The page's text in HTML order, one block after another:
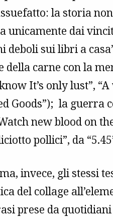
la storia
unicamente dai
deboli sui libri a
della carne con la
It’s only lust”,
Goods”); la guerra
new blood on
pollici”, da
invece, gli stessi
del collage
prese da